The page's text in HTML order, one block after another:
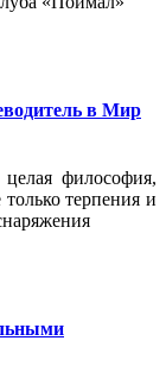
в Мир
философия,
терпения и